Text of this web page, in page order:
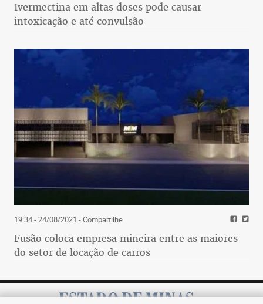
Ivermectina em altas doses pode causar
intoxicação e até convulsão
19:34 - 24/08/2021 - Compartilhe
Fusão coloca empresa mineira entre as maiores
do setor de locação de carros